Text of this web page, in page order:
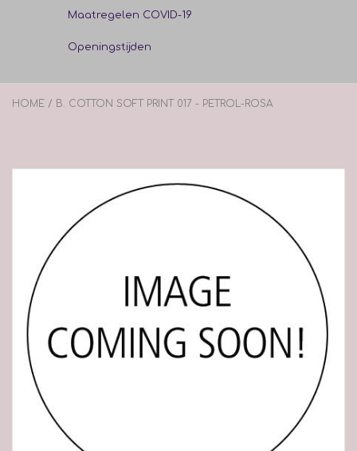
Maatregelen COVID-19
Openingstijden
HOME / B. COTTON SOFT PRINT 017 - PETROL-ROSA